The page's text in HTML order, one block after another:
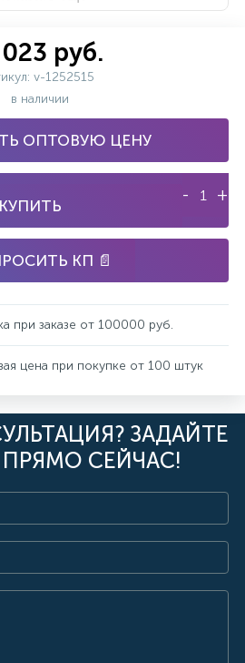
руб.
v-1252515
в наличии
ОПТОВУЮ ЦЕНУ
КУПИТЬ
- +
КП 📄
при заказе от 100000 руб.
цена при покупке от 100 штук
ЗАДАЙТЕ
СЕЙЧАС!